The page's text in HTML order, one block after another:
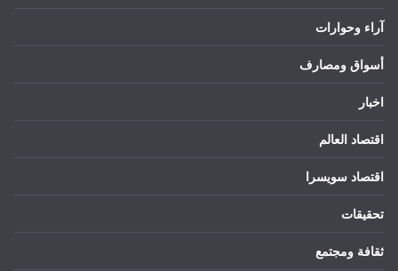
آراء وحوارات
أسواق ومصارف
اخبار
اقتصاد العالم
اقتصاد سويسرا
تحقيقات
ثقافة ومجتمع